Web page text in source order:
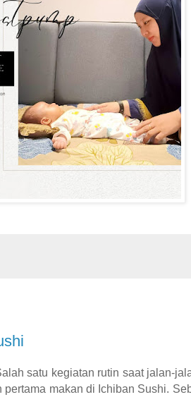
satu kegiatan rutin saat jalan-
makan di Ichiban Sushi.